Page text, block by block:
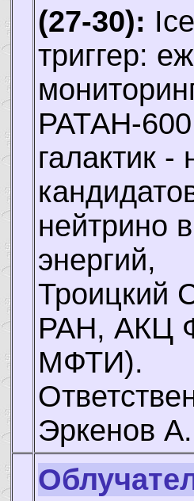
(27-30):
триггер:
РАТАН-
галактик -
нейтрино
энергий,
Троицкий
РАН, АКЦ
МФТИ).
Эркенов